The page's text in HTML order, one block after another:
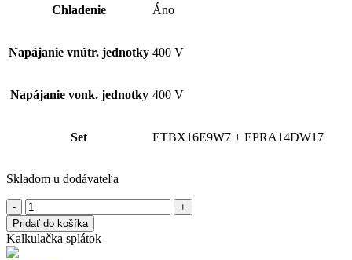
Chladenie Áno
Napájanie vnútr. jednotky 400 V
Napájanie vonk. jednotky 400 V
Set ETBX16E9W7 + EPRA14DW17
Skladom u dodávateľa
množstvo
DAIKIN
Altherma
3
Pridať do košíka
Kalkulačka splátok